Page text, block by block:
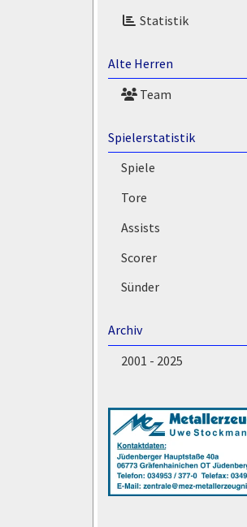
Statistik
Alte Herren
Team
Spielerstatistik
Spiele
Tore
Assists
Scorer
Sünder
Archiv
2001 - 2025